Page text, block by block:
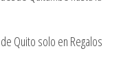
Quito solo en Regalos